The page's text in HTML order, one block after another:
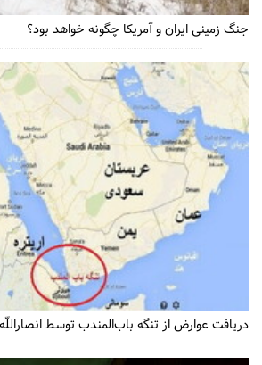
جنگ زمینی ایران و آمریکا چگونه خواهد بود؟
دریافت عوارض از تنگه باب‌المندب توسط انصاراللّه